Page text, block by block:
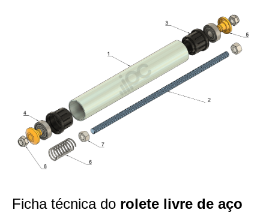
Ficha técnica do rolete livre de aço